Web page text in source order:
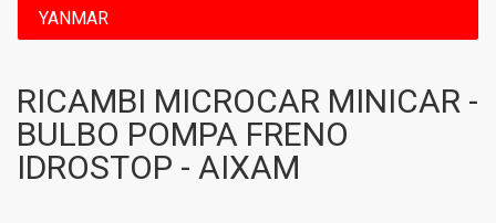
YANMAR
RICAMBI MICROCAR MINICAR -
BULBO POMPA FRENO
IDROSTOP - AIXAM